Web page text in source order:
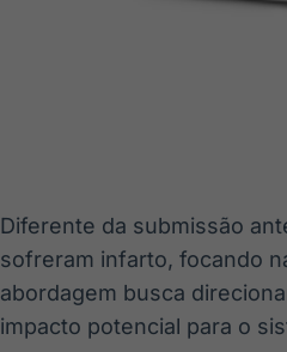
Diferente da submissão
sofreram infarto, focando
abordagem busca
impacto potencial para o